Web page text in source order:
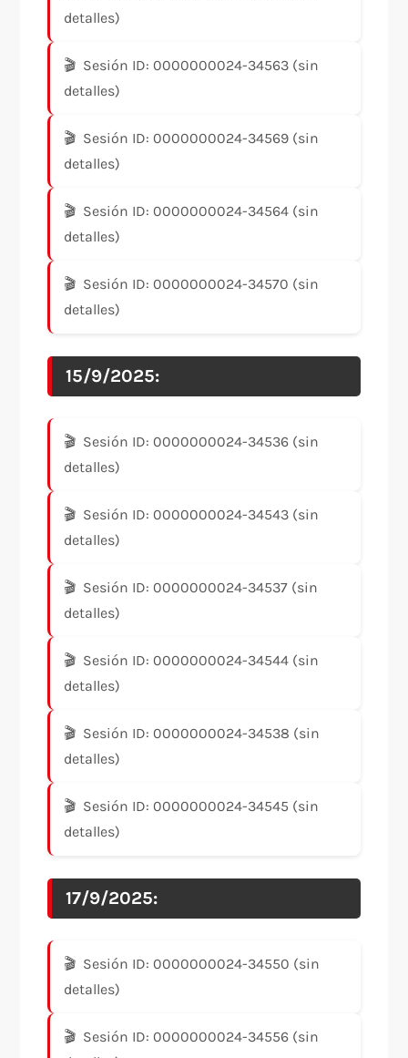
detalles)
Sesión ID: 0000000024-34563 (sin
detalles)
Sesión ID: 0000000024-34569 (sin
detalles)
Sesión ID: 0000000024-34564 (sin
detalles)
Sesión ID: 0000000024-34570 (sin
detalles)
15/9/2025:
Sesión ID: 0000000024-34536 (sin
detalles)
Sesión ID: 0000000024-34543 (sin
detalles)
Sesión ID: 0000000024-34537 (sin
detalles)
Sesión ID: 0000000024-34544 (sin
detalles)
Sesión ID: 0000000024-34538 (sin
detalles)
Sesión ID: 0000000024-34545 (sin
detalles)
17/9/2025:
Sesión ID: 0000000024-34550 (sin
detalles)
Sesión ID: 0000000024-34556 (sin